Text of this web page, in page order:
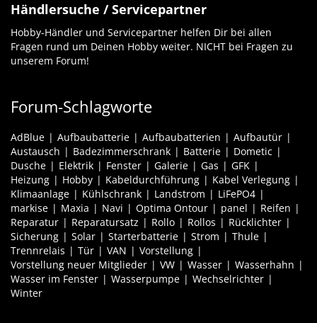
Händlersuche / Servicepartner
Hobby-Händler und Servicepartner helfen Dir bei allen
Fragen rund um Deinen Hobby weiter. NICHT bei Fragen zu
unserem Forum!
Forum-Schlagworte
AdBlue Aufbaubatterie Aufbaubatterien
Aufbautür
Austausch
Badezimmerschrank Batterie
Dometic
Dusche
Elektrik Fenster Galerie Gas
GFK
Heizung
Hobby Kabeldurchführung
Kabel Verlegung
Klimaanlage
Kühlschrank Landstrom
LiFePO4
markise
Maxia Navi Optima Ontour panel
Reifen
Reparatur
Reparatursatz Rollo Rollos
Rücklichter
Sicherung
Solar Starterbatterie Strom
Thule
Trennrelais
Tür VAN
Vorstellung
Vorstellung neuer Mitglieder
VW Wasser
Wasserhahn
Wasser im Fenster
Wasserpumpe
Wechselrichter
Winter